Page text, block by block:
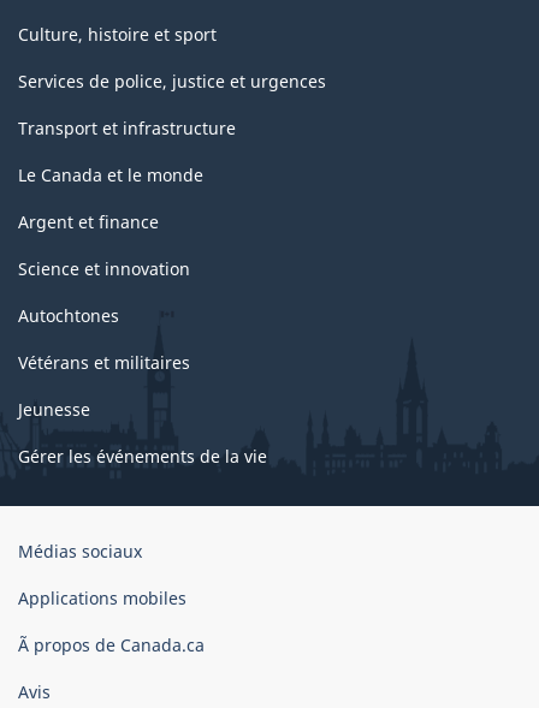
Culture, histoire et sport
Services de police, justice et urgences
Transport et infrastructure
Le Canada et le monde
Argent et finance
Science et innovation
Autochtones
Vétérans et militaires
Jeunesse
Gérer les événements de la vie
Organisation
gouvernement
Canada
Médias sociaux
Applications mobiles
Ã propos de Canada.ca
Avis